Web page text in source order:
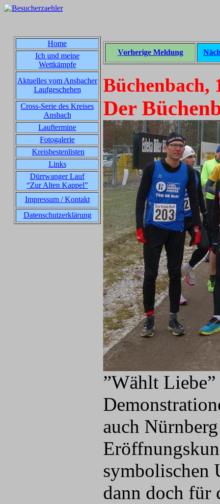
Home
Ich und meine
Wettkämpfe
Aktuelles vom Ansbacher
Laufgeschehen
Cross-Serie des Kreises
Ansbach
Lauftermine
Fotogalerie
Kreisbestenlisten
Links
Dürrwanger Lauf
“Zur Alten Kappel”
Impressum / Kontakt
Datenschutzerklärung
Vorherige Meldung
Büchenbach,
Der
”Wählt
auch
symbolischen
dann doch für